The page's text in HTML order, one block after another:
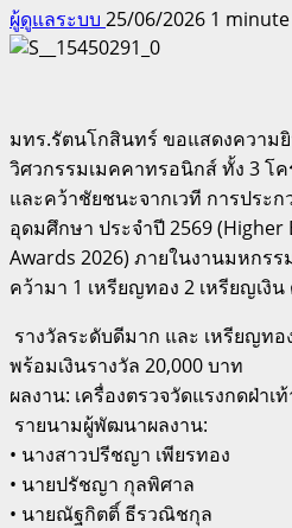
ผู้ดูแลระบบ 25/06/2026 1
มทร.รัตนโกสินทร์ ขอแสดงความ
วิศวกรรมเมคคาทรอนิกส์ ทั้ง 3 โค
และคว้าชัยชนะจากเวที การประ
อุดมศึกษา ประจำปี 2569
Awards 2026) ภายในงานมหกร
คว้ามา 1 เหรียญทอง 2 เหรียญเงิ
รางวัลระดับดีมาก และ เหรียญทอ
พร้อมเงินรางวัล 20,000 บาท
ผลงาน: เครื่องตรวจวัดแรงกดฝ่า
‍ รายนามผู้พัฒนาผลงาน:
• นางสาวปรีชญา เพียรทอง
• นายปรัชญา กุลพิศาล
• นายณัฐกิตติ์ ธีรวณิชกุล